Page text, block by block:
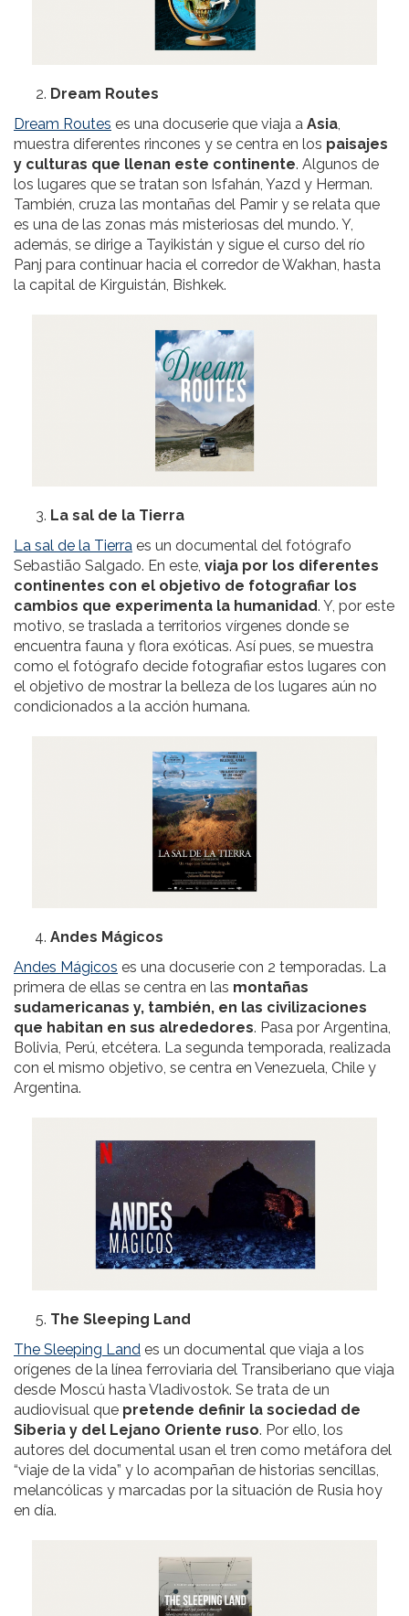
Dream Routes
Dream Routes es una docuserie que viaja a Asia,
muestra diferentes rincones y se centra en los paisajes
y culturas que llenan este continente. Algunos de
los lugares que se tratan son Isfahán, Yazd y Herman.
También, cruza las montañas del Pamir y se relata que
es una de las zonas más misteriosas del mundo. Y,
además, se dirige a Tayikistán y sigue el curso del río
Panj para continuar hacia el corredor de Wakhan, hasta
la capital de Kirguistán, Bishkek.
La sal de la Tierra
La sal de la Tierra es un documental del fotógrafo
Sebastião Salgado. En este, viaja por los diferentes
continentes con el objetivo de fotografiar los
cambios que experimenta la humanidad. Y, por este
motivo, se traslada a territorios vírgenes donde se
encuentra fauna y flora exóticas. Así pues, se muestra
como el fotógrafo decide fotografiar estos lugares con
el objetivo de mostrar la belleza de los lugares aún no
condicionados a la acción humana.
Andes Mágicos
Andes Mágicos es una docuserie con 2 temporadas. La
primera de ellas se centra en las montañas
sudamericanas y, también, en las civilizaciones
que habitan en sus alrededores. Pasa por Argentina,
Bolivia, Perú, etcétera. La segunda temporada, realizada
con el mismo objetivo, se centra en Venezuela, Chile y
Argentina.
The Sleeping Land
The Sleeping Land es un documental que viaja a los
orígenes de la línea ferroviaria del Transiberiano que viaja
desde Moscú hasta Vladivostok. Se trata de un
audiovisual que pretende definir la sociedad de
Siberia y del Lejano Oriente ruso. Por ello, los
autores del documental usan el tren como metáfora del
“viaje de la vida” y lo acompañan de historias sencillas,
melancólicas y marcadas por la situación de Rusia hoy
en día.